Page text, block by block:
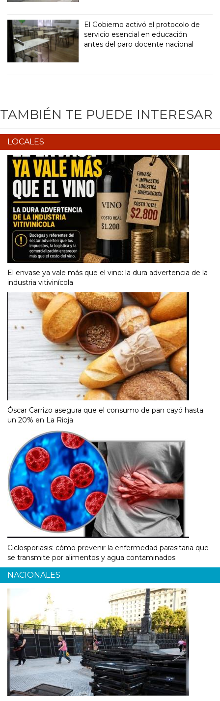
El Gobierno activó el protocolo de
servicio esencial en educación
antes del paro docente nacional
TAMBIÉN TE PUEDE INTERESAR
LOCALES
El envase ya vale más que el vino: la dura advertencia de la
industria vitivinícola
Óscar Carrizo asegura que el consumo de pan cayó hasta
un 20% en La Rioja
Ciclosporiasis: cómo prevenir la enfermedad parasitaria que
se transmite por alimentos y agua contaminados
NACIONALES